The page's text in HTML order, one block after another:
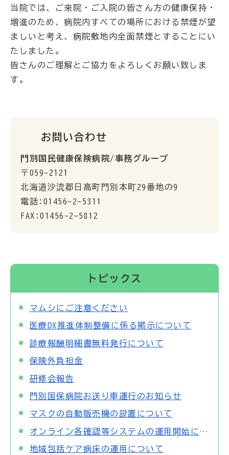
当院では、ご来院・ご入院の皆さん方の健康保持・
増進のため、病院内すべての場所における禁煙が望
ましいと考え、病院敷地内全面禁煙とすることにい
たしました。
皆さんのご理解とご協力をよろしくお願い致しま
す。
お問い合わせ
門別国民健康保険病院/事務グループ
〒059-2121
北海道沙流郡日高町門別本町29番地の9
電話:01456-2-5311
FAX:01456-2-5812
トピックス
マムシにご注意ください
医療DX推進体制整備に係る掲示について
診療報酬明細書無料発行について
保険外負担金
研修会報告
門別国保病院お送り車運行のお知らせ
マスクの自動販売機の設置について
オンライン各確認等システムの運用開始について
地域包括ケア病床の運用について